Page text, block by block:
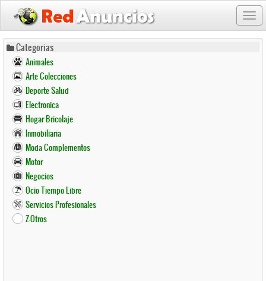
Pasar
contenido
principal
Categorias
Animales
Arte Colecciones
Deporte Salud
Electronica
Hogar Bricolaje
Inmobiliaria
Moda Complementos
Motor
Negocios
Ocio Tiempo Libre
Servicios Profesionales
Z-Otros